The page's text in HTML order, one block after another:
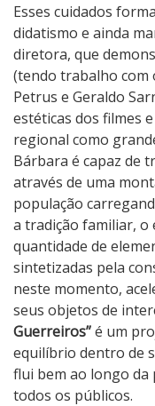
Esses cuidados
didatismo e ainda
diretora, que
(tendo trabalho com
Petrus e Geraldo
estéticas dos filmes
regional como
Bárbara é capaz de
através de uma
população
a tradição familiar, o
quantidade de
sintetizadas pela
neste momento,
seus objetos de
Guerreiros”é um
equilíbrio dentro de
flui bem ao longo da
todos os públicos.